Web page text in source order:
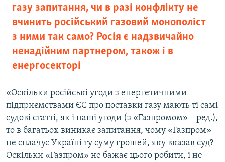
газу запитання, чи в разі конфлікту не
вчинить російський газовий монополіст
з ними так само? Росія є надзвичайно
ненадійним партнером, також і в
енергосекторі
«Оскільки російські угоди з енергетичними
підприємствами ЄС про поставки газу мають ті самі
судові статті, як і наші угоди (з «Газпромом» – ред.),
то в багатьох виникає запитання, чому «Газпром»
не сплачує Україні ту суму грошей, яку вказав суд?
Оскільки «Газпром» не бажає цього робити, і не